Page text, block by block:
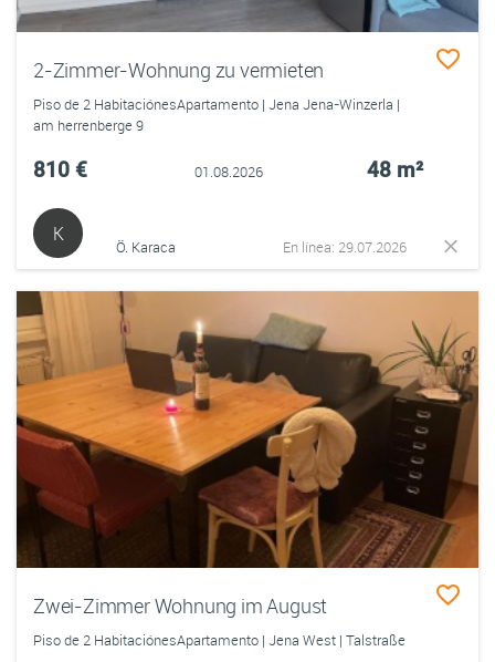
2-Zimmer-Wohnung zu vermieten
Piso de 2 HabitaciónesApartamento | Jena Jena-Winzerla |
am herrenberge 9
810 € 01.08.2026 48 m²
K
Ö. Karaca En línea: 29.07.2026
Zwei-Zimmer Wohnung im August
Piso de 2 HabitaciónesApartamento | Jena West | Talstraße